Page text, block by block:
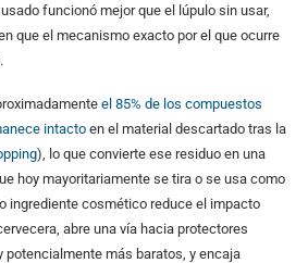
funcionó mejor que el lúpulo sin usar,
que el mecanismo exacto por el que ocurre
el 85% de los compuestos
intacto en el material descartado tras la
), lo que convierte ese residuo en una
hoy mayoritariamente se tira o se usa como
ingrediente cosmético reduce el impacto
abre una vía hacia protectores
más baratos, y encaja